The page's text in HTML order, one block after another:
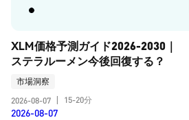
XLM価格予測ガイド2026-2030｜
ステラルーメン今後回復する？
市場洞察
2026-08-07
15-20分
2026-08-07